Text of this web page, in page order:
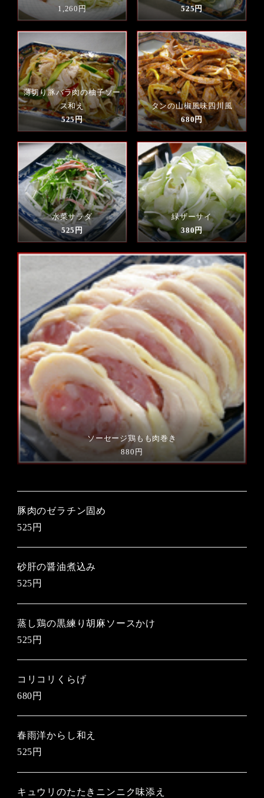
1,260円
525円
薄切り豚バラ肉の柚子ソー
ス和え
525円
タンの山椒風味四川風
680円
水菜サラダ
525円
緑ザーサイ
380円
ソーセージ鶏もも肉巻き
880円
豚肉のゼラチン固め
525円
砂肝の醤油煮込み
525円
蒸し鶏の黒練り胡麻ソースかけ
525円
コリコリくらげ
680円
春雨洋からし和え
525円
キュウリのたたきニンニク味添え